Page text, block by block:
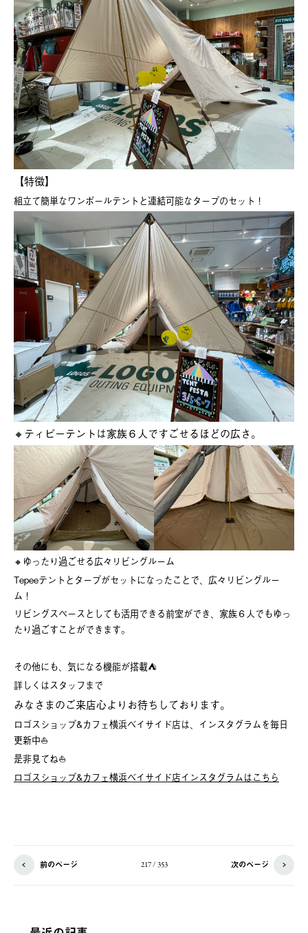
【特徴】
組立て簡単なワンポールテントと連結可能なタープのセット！
🔸ティピーテントは家族６人ですごせるほどの広さ。
🔸ゆったり過ごせる広々リビングルーム
Tepeeテントとタープがセットになったことで、広々リビングルー
ム！
リビングスペースとしても活用できる前室ができ、家族６人でもゆっ
たり過ごすことができます。
その他にも、気になる機能が搭載⛺️
詳しくはスタッフまで
みなさまのご来店心よりお待ちしております。
ロゴスショップ&カフェ横浜ベイサイド店は、インスタグラムを毎日
更新中⛵️
是非見てね⛵️
ロゴスショップ&カフェ横浜ベイサイド店インスタグラムはこちら
前のページ 217 / 353 次のページ